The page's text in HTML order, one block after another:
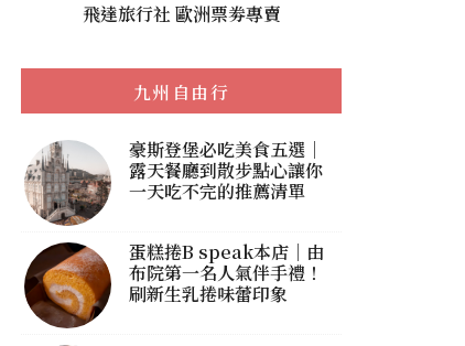
飛達旅行社 歐洲票劵專賣
九州自由行
豪斯登堡必吃美食五選｜
露天餐廳到散步點心讓你
一天吃不完的推薦清單
蛋糕捲B speak本店｜由
布院第一名人氣伴手禮！
刷新生乳捲味蕾印象